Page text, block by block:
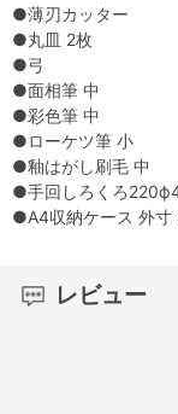
●薄刃カッター
●丸皿 2枚
●弓
●面相筆 中
●彩色筆 中
●ローケツ筆 小
●釉はがし刷毛 中
●手回しろくろ
●A4収納ケース 外
レビュー